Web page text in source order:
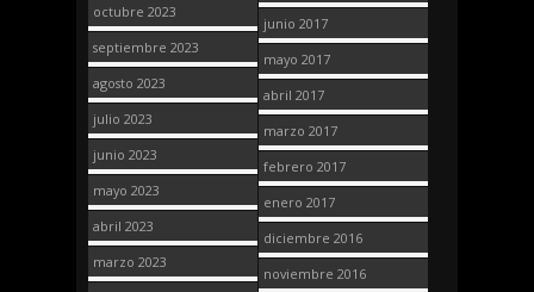
octubre 2023
septiembre 2023
agosto 2023
julio 2023
junio 2023
mayo 2023
abril 2023
marzo 2023
junio 2017
mayo 2017
abril 2017
marzo 2017
febrero 2017
enero 2017
diciembre 2016
noviembre 2016